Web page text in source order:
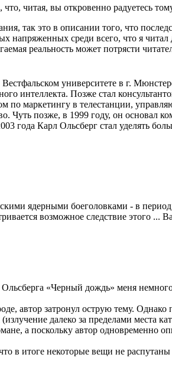
читая, вы откровенно радуетесь
так это в описании того, что
среди всего, что я читал
реальность может потрясти
Вестфальском университете в г.
интеллекта. Позже стал
по маркетингу в телестанции,
Чуть позже, в 1999 году, он основал
года Карл Ольсберг стал уделять
ядерными боеголовками - в
возможное следствие этого ...
«Черный дождь» меня
автор затронул острую тему.
далеко за пределами
а поскольку автор одновременно
в итоге некоторые вещи не